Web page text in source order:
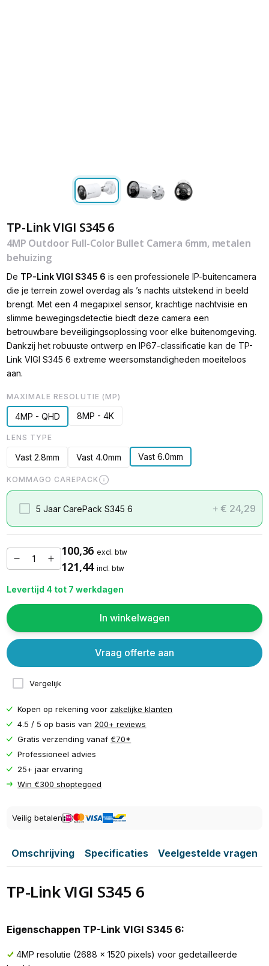
TP-Link VIGI S345 6
4MP Outdoor Full-Color Bullet Camera 6mm, metalen
behuizing
De TP-LinkVIGI S345 6 is een professionele IP-buitencamera
die jeterrein zowel overdag als ’s nachts uitstekend in beeld
brengt. Met een 4 megapixel sensor, krachtige nachtvisie en
slimme bewegingsdetectie biedt deze camera een
betrouwbare beveiligingsoplossing voor elke buitenomgeving.
Dankzij het robuuste ontwerp en IP67-classificatie kan de TP-
Link VIGI S345 6 extreme weersomstandigheden moeiteloos
aan.
MAXIMALE RESOLUTIE (MP)
4MP - QHD 8MP - 4K
LENS TYPE
Vast 2.8mm Vast 4.0mm Vast 6.0mm
KOMMAGO CAREPACK
5 Jaar CarePack S345 6 + € 24,29
100,36 excl. btw
121,44 incl. btw
Levertijd 4 tot 7 werkdagen
In winkelwagen
Vergelijk
Vraag offerte aan
Kopen op rekening voor zakelijke klanten
4.5 / 5 op basis van 200+ reviews
Gratis verzending vanaf€70*
Professioneel advies
25+ jaar ervaring
Win €300 shoptegoed
Veilig betalen
Omschrijving Specificaties Veelgestelde vragen
TP-Link VIGI S345 6
Eigenschappen TP-Link VIGI S345 6:
4MP resolutie (2688 x 1520 pixels) voor gedetailleerde